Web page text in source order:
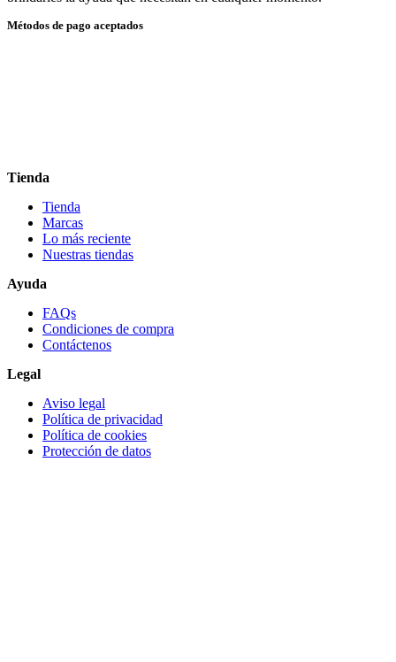
Métodos de pago aceptados
Tienda
Tienda
Marcas
Lo más reciente​
Nuestras tiendas​
Ayuda
FAQs
Condiciones de compra
Contáctenos
Legal
Aviso legal
Política de privacidad
Política de cookies
Protección de datos